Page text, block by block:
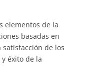
elementos de la
basadas en
de los
éxito de la